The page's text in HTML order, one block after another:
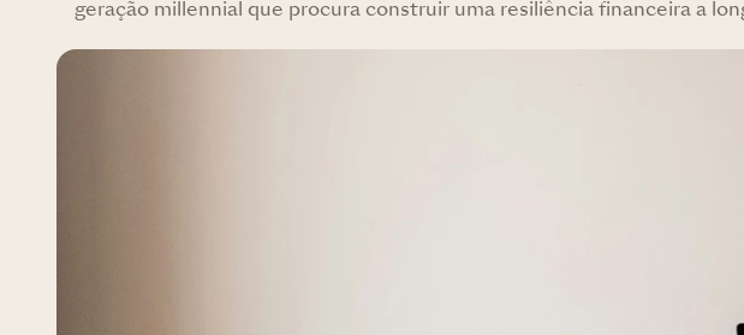
geração millennial que procura construir uma resiliência financeira a